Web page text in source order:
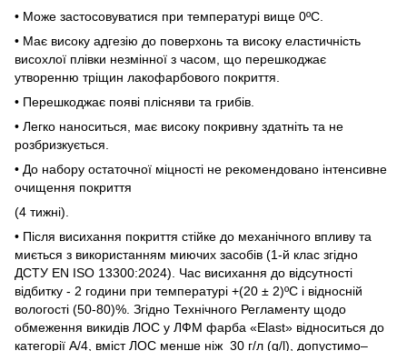
• Може застосовуватися при температурі вище 0ºС.
• Має високу адгезію до поверхонь та високу еластичність
висохлої плівки незмінної з часом, що перешкоджає
утворенню тріщин лакофарбового покриття.
• Перешкоджає появі плісняви та грибів.
• Легко наноситься, має високу покривну здатніть та не
розбризкується.
• До набору остаточної міцності не рекомендовано інтенсивне
очищення покриття
(4 тижні).
• Після висихання покриття стійке до механічного впливу та
миється з використанням миючих засобів (1-й клас згідно
ДСТУ EN ISO 13300:2024). Час висихання до відсутності
відбитку - 2 години при температурі +(20 ± 2)ºС і відносній
вологості (50-80)%. Згідно Технічного Регламенту щодо
обмеження викидів ЛОС у ЛФМ фарба «Elast» відноситься до
категорії А/4, вміст ЛОС менше ніж 30 г/л (g/l), допустимо–